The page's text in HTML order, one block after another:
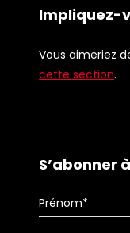
Impliquez-
Vous aimeriez
cette section.
S’abonner